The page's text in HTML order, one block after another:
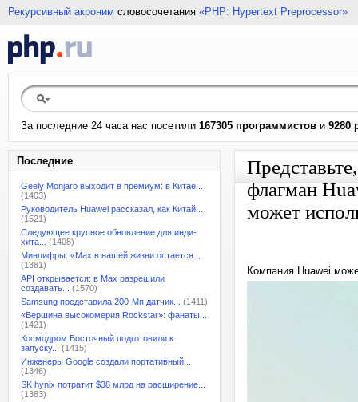
Рекурсивный акроним словосочетания «PHP: Hypertext Preprocessor»
За последние 24 часа нас посетили 167305 программистов и 9280
Последние
Geely Monjaro выходит в премиум: в Китае...
(1403)
Руководитель Huawei рассказал, как Китай...
(1521)
Следующее крупное обновление для инди-
хита...
(1408)
Минцифры: «Max в нашей жизни остается...
(1381)
API открывается: в Max разрешили
создавать...
(1570)
Samsung представила 200-Мп датчик...
(1411)
«Вершина высокомерия Rockstar»: фанаты...
(1421)
Космодром Восточный подготовили к
запуску...
(1415)
Инженеры Google создали портативный...
(1346)
SK hynix потратит $38 млрд на расширение...
(1383)
флагман
может
Компания Huawei